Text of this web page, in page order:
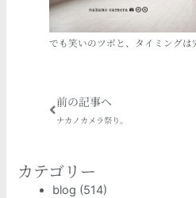
でも笑いのツボと、タイミングは
Prev
前の記事へ
ナカノカメラ祭り。
カテゴリー
blog (514)